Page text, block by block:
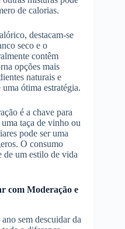
de calorias.
destacam-se
seco e o
contêm
opções mais
naturais e
ótima estratégia.
é a chave para
taça de vinho ou
pode ser uma
O consumo
de um estilo de vida
com Moderação e
sem descuidar da